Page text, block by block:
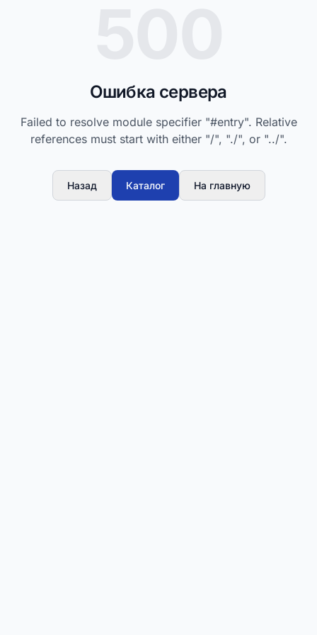
Ошибка сервера
Failed to resolve module specifier "#entry". Relative
references must start with either "/", "./", or "../".
Назад Каталог На главную